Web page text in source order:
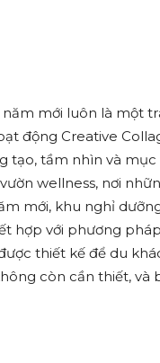
mới luôn là một
động Creative
tạo, tầm nhìn và
wellness, nơi
mới, khu nghỉ
hợp với phương
thiết kế để du
còn cần thiết, và